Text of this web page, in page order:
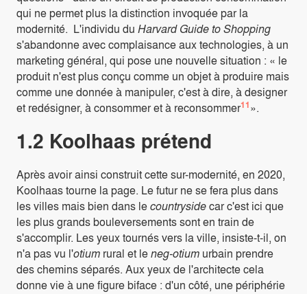
qui ne permet plus la distinction invoquée par la
modernité. L'individu du Harvard Guide to Shopping
s'abandonne avec complaisance aux technologies, à un
marketing général, qui pose une nouvelle situation : « le
produit n'est plus conçu comme un objet à produire mais
comme une donnée à manipuler, c'est à dire, à designer
et redésigner, à consommer et à reconsommer11».
1.2 Koolhaas prétend
Après avoir ainsi construit cette sur-modernité, en 2020,
Koolhaas tourne la page. Le futur ne se fera plus dans
les villes mais bien dans lecountrysidecar c'est ici que
les plus grands bouleversements sont en train de
s'accomplir. Les yeux tournés vers la ville, insiste-t-il, on
n'a pas vu l'otium rural et leneg-otium urbain prendre
des chemins séparés. Aux yeux de l'architecte cela
donne vie à une figure biface : d'un côté, une périphérie